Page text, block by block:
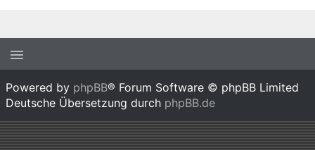
Powered by phpBB® Forum Software © phpBB Limited
Deutsche Übersetzung durch phpBB.de